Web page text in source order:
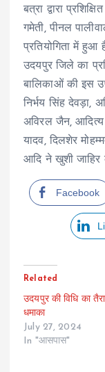
बत्रा द्वारा
गमेती, पीनल
प्रतियोगिता में हुआ
उदयपुर जिले का
बालिकाओं की इस
निर्भय सिंह देवड़ा,
अविरल जैन, आदित्य
यादव, दिलशेर
आदि ने खुशी जाहिर
Facebook
Related
उदयपुर की विधि का
धमाका
July 27, 2024
In "आसपास"